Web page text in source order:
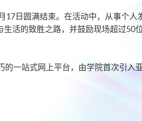
17日圆满结束。在活动中，从事个人
活的致胜之路，并鼓励现场超过50
一站式网上平台，由学院首次引入